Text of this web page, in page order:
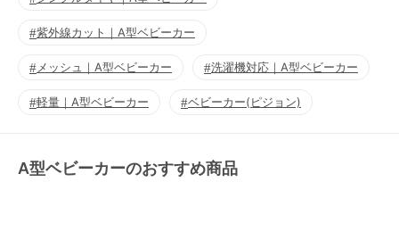
紫外線カット｜A型ベビーカー
メッシュ｜A型ベビーカー 洗濯機対応｜A型ベビーカー
軽量｜A型ベビーカー ベビーカー(ピジョン)
A型ベビーカーのおすすめ商品